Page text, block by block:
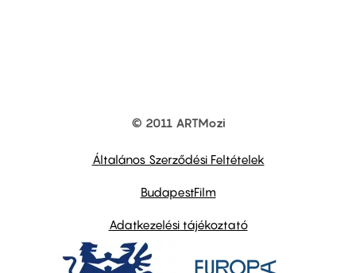
© 2011 ARTMozi
Általános Szerződési Feltételek
BudapestFilm
Adatkezelési tájékoztató